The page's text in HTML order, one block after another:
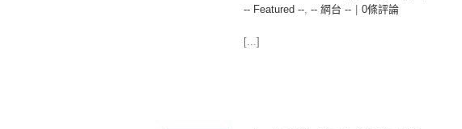
-- Featured --, -- 網台 -- 0條評論
[...]